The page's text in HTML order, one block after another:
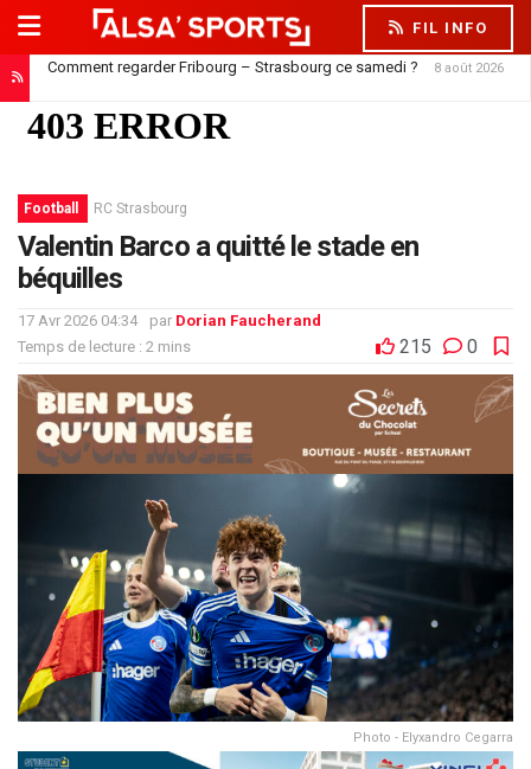
FIL INFO
Comment regarder Fribourg – Strasbourg ce samedi ? 8 août 2026
Jørgensen est à Strasbourg, mais ne peut pas encore jouer 8 août 2026
Football RC Strasbourg
Valentin Barco a quitté le stade en
béquilles
17 Avr 2026 04:34 par Dorian Faucherand
Temps de lecture : 2 mins
215 0
Photo - Elyxandro Cegarra